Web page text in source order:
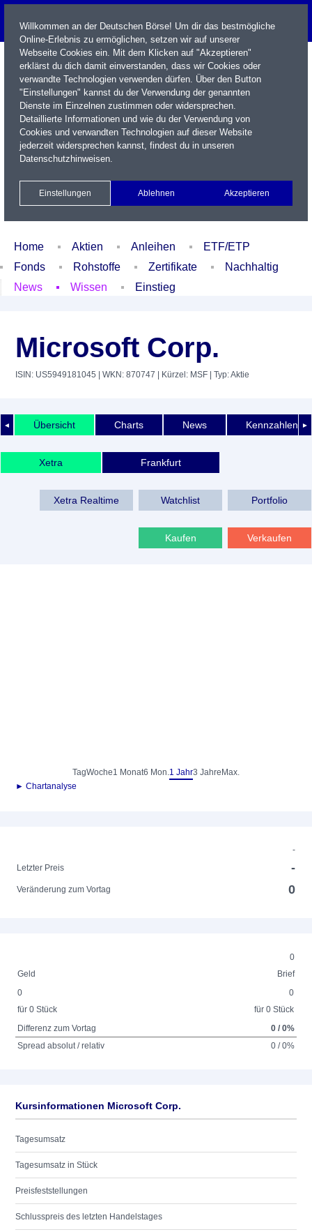
Name / WKN / ISIN / Kürzel
Xetra Realtime
Watchlist Portfolio Login
Home Aktien Anleihen
ETF/ETP
Fonds
Rohstoffe Zertifikate
Nachhaltig
News
Wissen Einstieg
Microsoft Corp.
ISIN: US5949181045 | WKN: 870747 | Kürzel: MSF | Typ: Aktie
◄ ►
Übersicht Charts News Kennzahlen
Xetra Frankfurt
Xetra Realtime Watchlist Portfolio
Kaufen Verkaufen
TagWoche1 Monat6 Mon.1 Jahr3 Jahre Max.
► Chartanalyse
-
Letzter Preis
-
Veränderung zum Vortag 0
0
Geld
Brief
0
für 0 Stück
0
für 0 Stück
Differenz zum Vortag
0 / 0%
Spread absolut / relativ
0 / 0%
Kursinformationen Microsoft Corp.
Tagesumsatz
Tagesumsatz in Stück
Preisfeststellungen
Schlusspreis des letzten Handelstages
Willkommen an der Deutschen Börse! Um dir das bestmögliche
Online-Erlebnis zu ermöglichen, setzen wir auf unserer
Webseite Cookies ein. Mit dem Klicken auf "Akzeptieren"
erklärst du dich damit einverstanden, dass wir Cookies oder
verwandte Technologien verwenden dürfen. Über den Button
"Einstellungen" kannst du der Verwendung der genannten
Dienste im Einzelnen zustimmen oder widersprechen.
Detaillierte Informationen und wie du der Verwendung von
Cookies und verwandten Technologien auf dieser Website
jederzeit widersprechen kannst, findest du in unseren
Datenschutzhinweisen.
Einstellungen Ablehnen Akzeptieren